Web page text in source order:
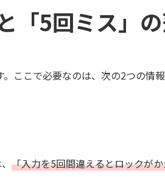
「5回ミス」
ここで必要なのは、次の2つの情報
「入力を5回間違えるとロックが